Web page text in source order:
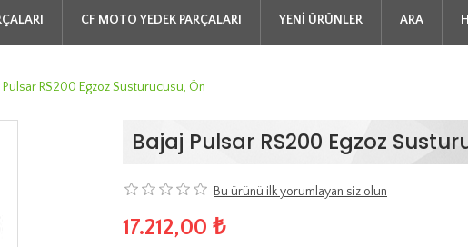
CF MOTO YEDEK PARÇALARI YENI ÜRÜNLER ARA
Pulsar RS200 Egzoz Susturucusu, Ön
Bajaj Pulsar RS200 Egzoz
Bu ürünü ilk yorumlayan siz olun
17.212,00 ₺